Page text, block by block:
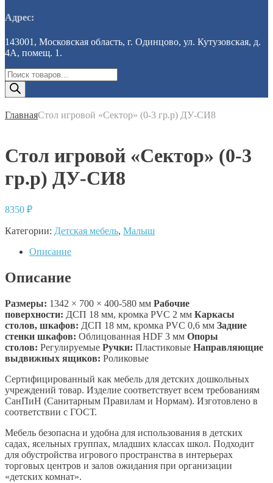
Адрес:
143001, Московская область, г. Одинцово, ул. Кутузовская, д.
4А, помещ. 1.
Поиск
товаров
ГлавнаяСтол игровой «Сектор» (0-3 гр.р) ДУ-СИ8
Стол игровой «Сектор» (0-3
гр.р) ДУ-СИ8
8350 ₽
Категории: Детская мебель, Малыш
Описание
Описание
Размеры: 1342 × 700 × 400-580 мм Рабочие
поверхности: ДСП 18 мм, кромка PVC 2 мм Каркасы
столов, шкафов: ДСП 18 мм, кромка PVC 0,6 мм Задние
стенки шкафов: Облицованная HDF 3 мм Опоры
столов: Регулируемые Ручки: Пластиковые Направляющие
выдвижных ящиков: Роликовые
Сертифицированный как мебель для детских дошкольных
учреждений товар. Изделие соответствует всем требованиям
СанПиН (Санитарным Правилам и Нормам). Изготовлено в
соответствии с ГОСТ.
Мебель безопасна и удобна для использования в детских
садах, ясельных группах, младших классах школ. Подходит
для обустройства игрового пространства в интерьерах
торговых центров и залов ожидания при организации
«детских комнат».